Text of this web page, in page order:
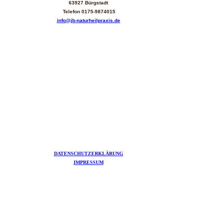
63927 Bürgstadt
Telefon 0175-9874015
info@jb-naturheilpraxis.de
DATENSCHUTZERKLÄRUNG
IMPRESSUM